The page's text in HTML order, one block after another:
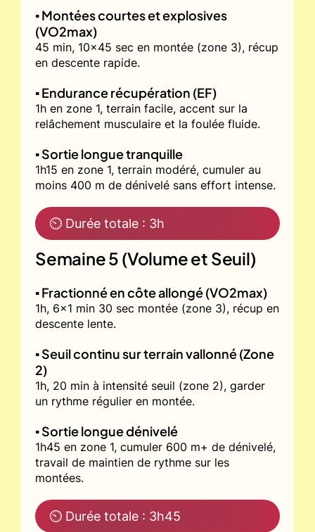
▪️ Montées courtes et explosives
(VO2max)
45 min, 10x45 sec en montée (zone 3), récup
en descente rapide.
▪️ Endurance récupération (EF)
1h en zone 1, terrain facile, accent sur la
relâchement musculaire et la foulée fluide.
▪️ Sortie longue tranquille
1h15 en zone 1, terrain modéré, cumuler au
moins 400 m de dénivelé sans effort intense.
⏲ Durée totale : 3h
Semaine 5 (Volume et Seuil)
▪️ Fractionné en côte allongé (VO2max)
1h, 6x1 min 30 sec montée (zone 3), récup en
descente lente.
▪️ Seuil continu sur terrain vallonné (Zone
2)
1h, 20 min à intensité seuil (zone 2), garder
un rythme régulier en montée.
▪️ Sortie longue dénivelé
1h45 en zone 1, cumuler 600 m+ de dénivelé,
travail de maintien de rythme sur les
montées.
⏲ Durée totale : 3h45